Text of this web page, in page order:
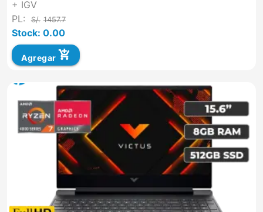
+ IGV
PL:
S/. 1457.7
Stock: 0.00
Agregar add_shopping_cart